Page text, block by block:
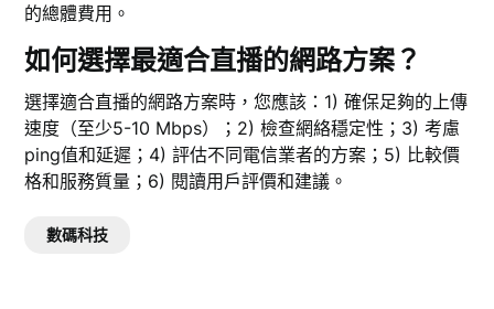
的總體費用。
如何選擇最適合直播的網路方案？
選擇適合直播的網路方案時，您應該：1) 確保足夠的上傳
速度（至少5-10 Mbps）；2) 檢查網絡穩定性；3) 考慮
ping值和延遲；4) 評估不同電信業者的方案；5) 比較價
格和服務質量；6) 閱讀用戶評價和建議。
數碼科技